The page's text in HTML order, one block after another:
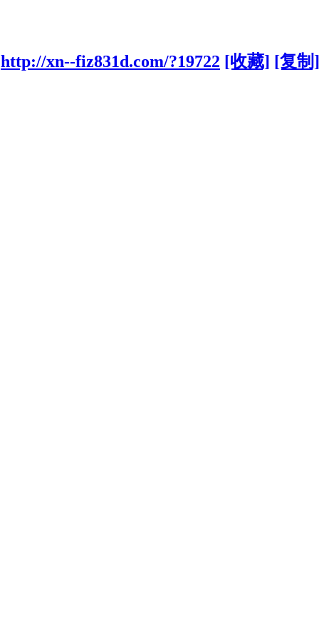
http://xn--fiz831d.com/?19722 [收藏] [复制]